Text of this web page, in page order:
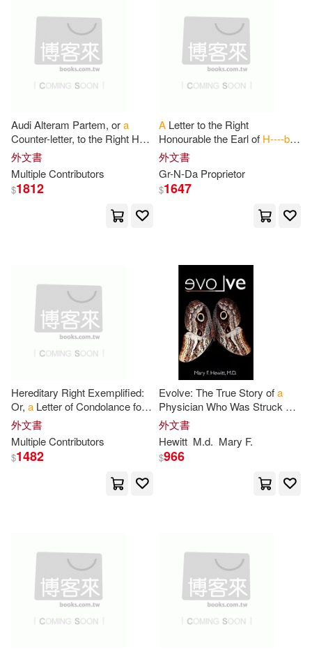
Joseph L.(126)
Daniel H.(125)
Alexander(124)
Stephen L.(123) Wood(122)
L. L.(118) Marvin L.(118)
Sarah L.(118) Collins(117)
Press(116) Yeager(116)
John A.(115) Carter(114)
Mary L.(113) Books(111)
Joanna H. Peterson(111)
Routledge(44)
Brooks/Cole Pub Co(43)
Thorndike Pr(43)
Benjamin-Cummings Pub Co(41)
商周出版(41)
Pearson(40)
Trans Tech Pubn(40)
Xlibris Corp(39)
環球 Verve(39)
Audi Alteram Partem, ora
Counter-letter, to the Right Hon
the E---
P-lS-y of S-e for the
外文書
Multiple Contributors
$1812
A Letter to the Right
Honourable the Earl of H----b---
--h, His M-y’s S-y of S-te for
the C-l-
外文書
Gr-N-Da Proprietor
$1647
Hereditary Right Exemplified:
Or, a Letter of Condolance for
Mr. Ed---d C--
Upon his Late Discipline
外文書
Multiple Contributors
$1482
Evolve: The True Story ofa
Physician Who Was Struck by
Lightning, the Shaman
Befriended, and the Healing
That
外文書
Hewitt M.d. Mary F.
$966